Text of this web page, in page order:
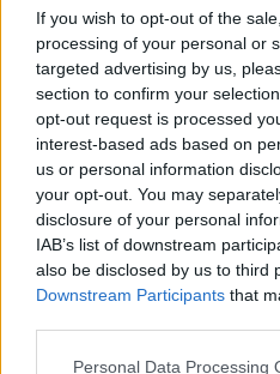
If you wish to opt-out of the
processing of your personal or
targeted advertising by us,
section to confirm your
opt-out request is processed
interest-based ads based on
us or personal information
your opt-out. You may
disclosure of your personal
IAB’s list of downstream
also be disclosed by us to third
Downstream Participants that
Personal Data Processing
Υγείας και την
για τη σημαντική
τις νέες γενιές. Είναι
ευθύνη του
Εθνών για τα Παιδιά
συνοδοιπόρο του
στην υλοποίηση
στόχων. Μαζί